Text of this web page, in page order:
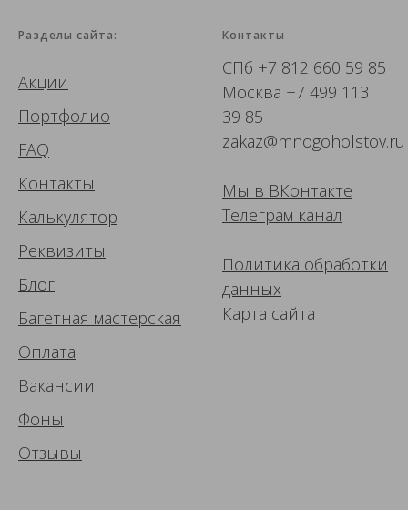
Разделы сайта:
Акции
Портфолио
FAQ
Контакты
Калькулятор
Реквизиты
Блог
Багетная мастерская
Оплата
Вакансии
Фоны
Отзывы
Контакты
СПб +7 812 660 59 85
Москва +7 499 113
39 85
zakaz@mnogoholstov.ru
Мы в ВКонтакте
Телеграм канал
Политика обработки
данных
Карта сайта